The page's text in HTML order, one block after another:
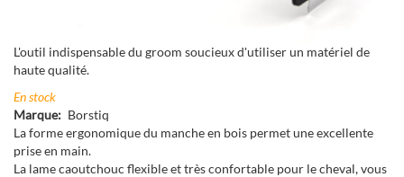
L'outil indispensable du groom soucieux d'utiliser un matériel de
haute qualité.
En stock
Marque
Borstiq
La forme ergonomique du manche en bois permet une excellente
prise en main.
La lame caoutchouc flexible et très confortable pour le cheval, vous